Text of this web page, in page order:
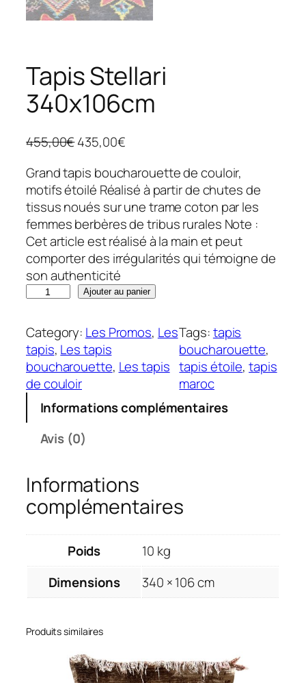
Tapis Stellari
340x106cm
455,00€L
p
r
i
x
i
n
i
t
a
l
é
t
i
t
4
5
5
,
0
0
€
.
435,00€L
p
r
i
x
a
c
u
l
s
:
,
0
0
€
Grand tapis boucharouette de couloir,
motifs étoilé Réalisé à partir de chutes de
tissus noués sur une trame coton par les
femmes berbères de tribus rurales Note :
Cet article est réalisé à la main et peut
comporter des irrégularités qui témoigne de
son authenticité
a
n
t
i
t
a
p
i
s
t
l
a
Ajouter au panier
Category: Les Promos, Les
tapis, Les tapis
boucharouette, Les tapis
de couloir
Tags:tapis
boucharouette
tapis étoile, tapis
maroc
Informations complémentaires
Avis (0)
Informations
complémentaires
Poids
10 kg
Dimensions
340 × 106 cm
Produits similaires